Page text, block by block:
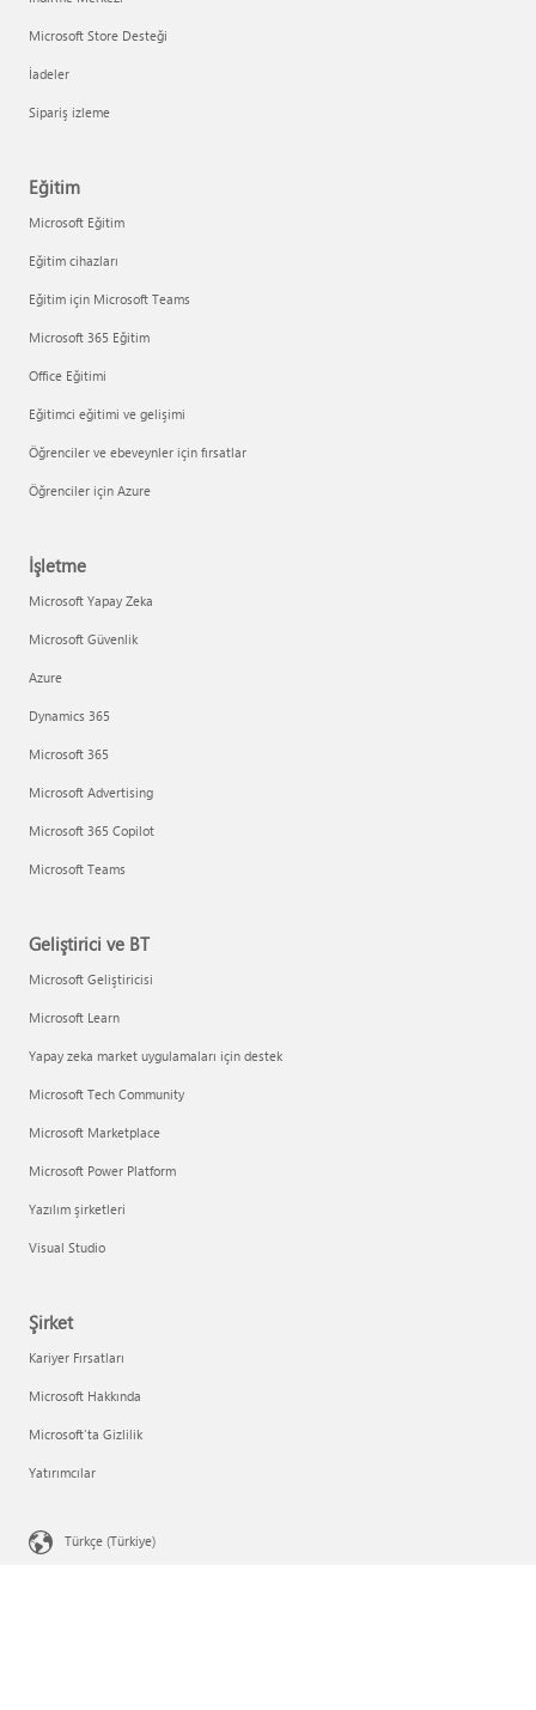
Microsoft Store Desteği
İadeler
Sipariş izleme
Eğitim
Microsoft Eğitim
Eğitim cihazları
Eğitim için Microsoft Teams
Microsoft 365 Eğitim
Office Eğitimi
Eğitimci eğitimi ve gelişimi
Öğrenciler ve ebeveynler için fırsatlar
Öğrenciler için Azure
İşletme
Microsoft Yapay Zeka
Microsoft Güvenlik
Azure
Dynamics 365
Microsoft 365
Microsoft Advertising
Microsoft 365 Copilot
Microsoft Teams
Geliştirici ve BT
Microsoft Geliştiricisi
Microsoft Learn
Yapay zeka market uygulamaları için destek
Microsoft Tech Community
Microsoft Marketplace
Microsoft Power Platform
Yazılım şirketleri
Visual Studio
Şirket
Kariyer Fırsatları
Microsoft Hakkında
Microsoft'ta Gizlilik
Yatırımcılar
Türkçe (Türkiye)